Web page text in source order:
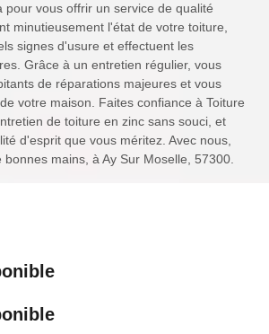
pour vous offrir un service de qualité
minutieusement l'état de votre toiture,
signes d'usure et effectuent les
Grâce à un entretien régulier, vous
de réparations majeures et vous
votre maison. Faites confiance à Toiture
de toiture en zinc sans souci, et
d'esprit que vous méritez. Avec nous,
mains, à Ay Sur Moselle, 57300.